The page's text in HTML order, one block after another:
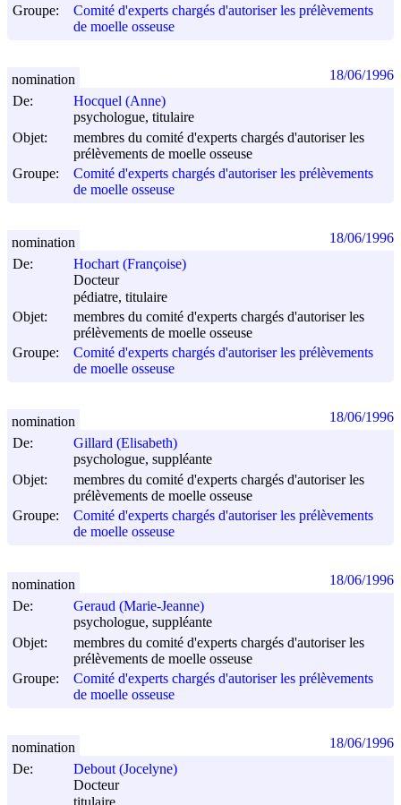
Groupe:
Comité d'experts chargés d'autoriser les prélèvements
de moelle osseuse
De:
Hocquel (Anne)
psychologue, titulaire
Objet:
membres du comité d'experts chargés d'autoriser les
prélèvements de moelle osseuse
Groupe:
Comité d'experts chargés d'autoriser les prélèvements
de moelle osseuse
nomination 18/06/1996
De:
Hochart (Françoise)
Docteur
pédiatre, titulaire
Objet:
membres du comité d'experts chargés d'autoriser les
prélèvements de moelle osseuse
Groupe:
Comité d'experts chargés d'autoriser les prélèvements
de moelle osseuse
nomination 18/06/1996
De:
Gillard (Elisabeth)
psychologue, suppléante
Objet:
membres du comité d'experts chargés d'autoriser les
prélèvements de moelle osseuse
Groupe:
Comité d'experts chargés d'autoriser les prélèvements
de moelle osseuse
nomination 18/06/1996
De:
Geraud (Marie-Jeanne)
psychologue, suppléante
Objet:
membres du comité d'experts chargés d'autoriser les
prélèvements de moelle osseuse
Groupe:
Comité d'experts chargés d'autoriser les prélèvements
de moelle osseuse
nomination 18/06/1996
De:
Debout (Jocelyne)
Docteur
titulaire
nomination 18/06/1996